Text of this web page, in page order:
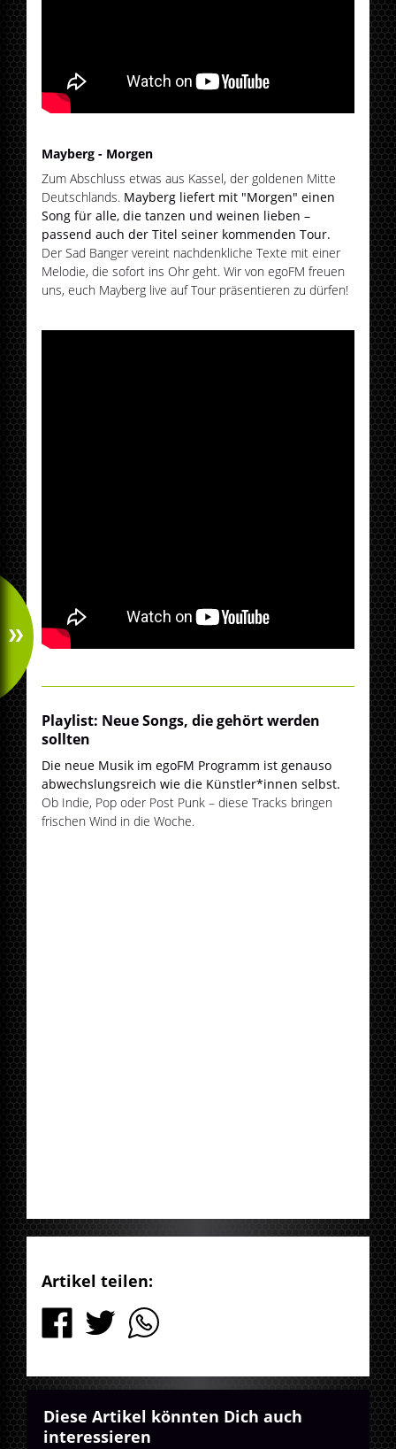
Mayberg - Morgen
Zum Abschluss etwas aus Kassel, der goldenen Mitte
Deutschlands. Mayberg liefert mit "Morgen" einen
Song für alle, die tanzen und weinen lieben –
passend auch der Titel seiner kommenden Tour.
Der Sad Banger vereint nachdenkliche Texte mit einer
Melodie, die sofort ins Ohr geht. Wir von egoFM freuen
uns, euch Mayberg live auf Tour präsentieren zu dürfen!
Playlist: Neue Songs, die gehört werden
sollten
Die neue Musik im egoFM Programm ist genauso
abwechslungsreich wie die Künstler*innen selbst.
Ob Indie, Pop oder Post Punk – diese Tracks bringen
frischen Wind in die Woche.
Artikel teilen:
Diese Artikel könnten Dich auch
interessieren